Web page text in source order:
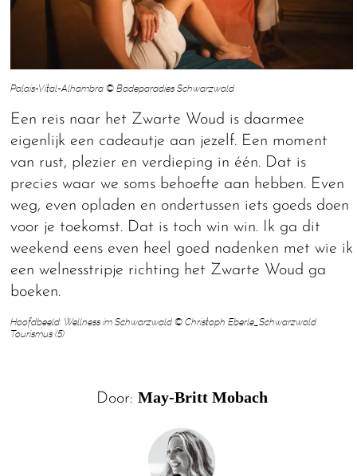
Palais-Vital-Alhambra © Badeparadies Schwarzwald
Een reis naar het Zwarte Woud is daarmee
eigenlijk een cadeautje aan jezelf. Een moment
van rust, plezier en verdieping in één. Dat is
precies waar we soms behoefte aan hebben. Even
weg, even opladen en ondertussen iets goeds doen
voor je toekomst. Dat is toch win win. Ik ga dit
weekend eens even heel goed nadenken met wie ik
een welnesstripje richting het Zwarte Woud ga
boeken.
Hoofdbeeld: Wellness im Schwarzwald © Christoph Eberle_Schwarzwald
Tourismus (5)
Door: May-Britt Mobach